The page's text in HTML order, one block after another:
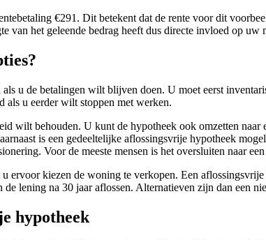
€291. Dit betekent dat de rente voor dit
het geleende bedrag heeft dus directe invloed op uw
u de betalingen wilt blijven doen. U moet eerst
als u eerder wilt stoppen met werken.
wilt behouden. U kunt de hypotheek ook omzetten
is een gedeeltelijke aflossingsvrije hypotheek
Voor de meeste mensen is het oversluiten naar
ervoor kiezen de woning te verkopen. Een
lening na 30 jaar aflossen. Alternatieven zijn dan een
hypotheek